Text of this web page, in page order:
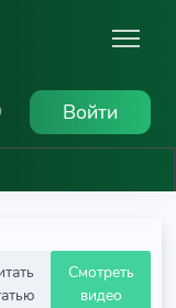
Войти
Смотреть
видео